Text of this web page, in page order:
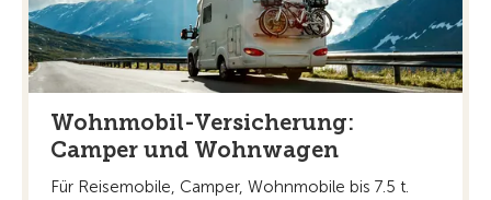
Wohnmobil-Versicherung:
Camper und Wohnwagen
Für Reisemobile, Camper, Wohnmobile bis 7.5 t.